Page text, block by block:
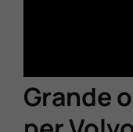
Grande